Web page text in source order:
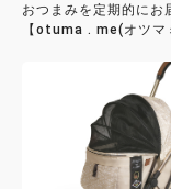
おつまみを定期的にお
【otuma . me(オツマ